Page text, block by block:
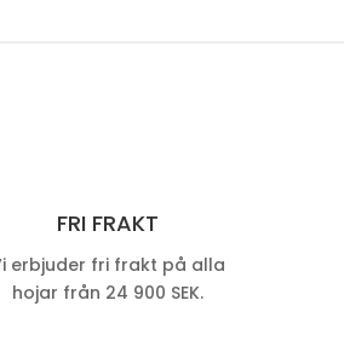
FRI FRAKT
erbjuder fri frakt på alla
hojar från 24 900 SEK.